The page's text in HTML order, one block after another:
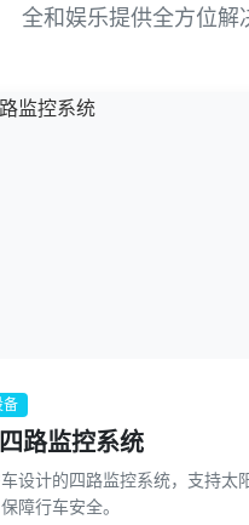
全和娱乐提供全方位解
备
路监控系统
设计的四路监控系统，支持太
障行车安全。